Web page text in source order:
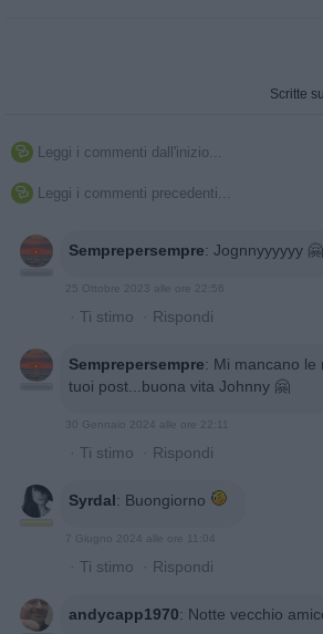
Scritte
 Leggi i commenti dall'inizio...
 Leggi i commenti precedenti...
Semprepersempre: Jognnyyyyyy 🤗
· Ti stimo · Rispondi
Semprepersempre: Mi mancano le
tuoi post...buona vita Johnny 🤗
30 Gennaio 2024 alle ore 22:11
· Ti stimo · Rispondi
Syrdal: Buongiorno
7 Giugno 2024 alle ore 11:04
· Ti stimo · Rispondi
andycapp1970: Notte vecchio